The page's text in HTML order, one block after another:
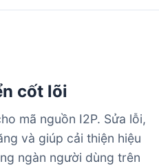
cốt lõi
mã nguồn I2P. Sửa lỗi,
và giúp cải thiện hiệu
ngàn người dùng trên